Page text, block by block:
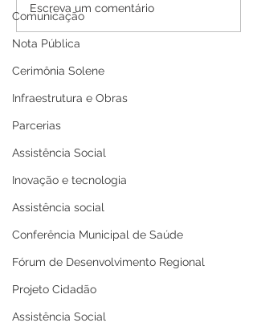
Comunicação
Nota Pública
Cerimônia Solene
Infraestrutura e Obras
Parcerias
Assistência Social
Inovação e tecnologia
Assistência social
Conferência Municipal de Saúde
Fórum de Desenvolvimento Regional
Projeto Cidadão
Assistência Social
PE N°016/2025 - AVISO
DE ADIAMENTO
Escreva um comentário